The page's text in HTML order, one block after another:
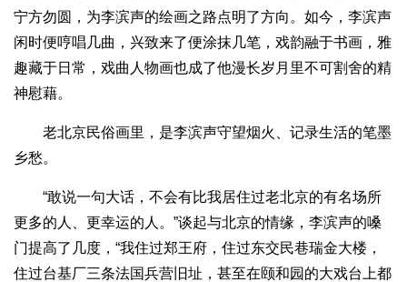
宁方勿圆，为李滨声的绘画之路点明了方向。如今，李滨声
闲时便哼唱几曲，兴致来了便涂抹几笔，戏韵融于书画，雅
趣藏于日常，戏曲人物画也成了他漫长岁月里不可割舍的精
神慰藉。
老北京民俗画里，是李滨声守望烟火、记录生活的笔墨
乡愁。
“敢说一句大话，不会有比我居住过老北京的有名场所
更多的人、更幸运的人。”谈起与北京的情缘，李滨声的嗓
门提高了几度，“我住过郑王府，住过东交民巷瑞金大楼，
住过台基厂三条法国兵营旧址，甚至在颐和园的大戏台上都